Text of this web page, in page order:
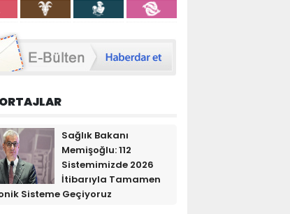
Sağlık Bakanı
Memişoğlu: 112
Sistemimizde 2026
İtibarıyla Tamamen
Sisteme Geçiyoruz